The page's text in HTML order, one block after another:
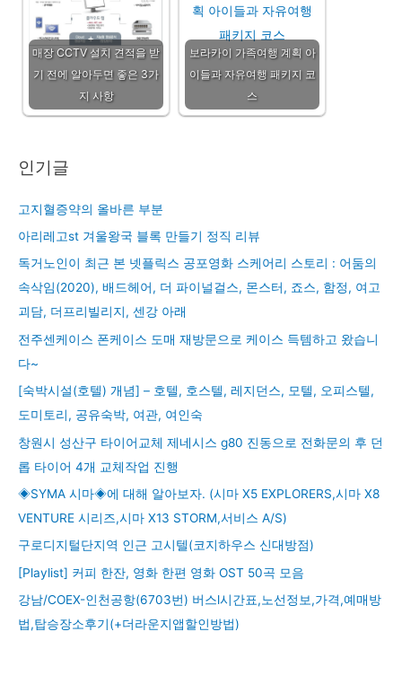
매장 CCTV 설치 견적을 받
기 전에 알아두면 좋은 3가
지 사항
보라카이 가족여행 계획 아
이들과 자유여행 패키지 코
스
인기글
고지혈증약의 올바른 부분
아리레고st 겨울왕국 블록 만들기 정직 리뷰
독거노인이 최근 본 넷플릭스 공포영화 스케어리 스토리 : 어둠의
속삭임(2020), 배드헤어, 더 파이널걸스, 몬스터, 죠스, 함정, 여고
괴담, 더프리빌리지, 센강 아래
전주센케이스 폰케이스 도매 재방문으로 케이스 득템하고 왔습니
다~
[숙박시설(호텔) 개념] – 호텔, 호스텔, 레지던스, 모텔, 오피스텔,
도미토리, 공유숙박, 여관, 여인숙
창원시 성산구 타이어교체 제네시스 g80 진동으로 전화문의 후 던
롭 타이어 4개 교체작업 진행
◈SYMA 시마◈에 대해 알아보자. (시마 X5 EXPLORERS,시마 X8
VENTURE 시리즈,시마 X13 STORM,서비스 A/S)
구로디지털단지역 인근 고시텔(코지하우스 신대방점)
[Playlist] 커피 한잔, 영화 한편 영화 OST 50곡 모음
강남/COEX-인천공항(6703번) 버스l시간표,노선정보,가격,예매방
법,탑승장소후기(+더라운지앱할인방법)